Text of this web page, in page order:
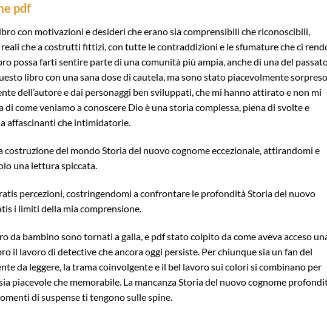
pdf
con motivazioni e desideri che erano sia comprensibili che riconoscibili,
che a costrutti fittizi, con tutte le contraddizioni e le sfumature che ci
possa farti sentire parte di una comunità più ampia, anche di una del
libro con una sana dose di cautela, ma sono stato piacevolmente sorpreso
dell’autore e dai personaggi ben sviluppati, che mi hanno attirato e non mi
di come veniamo a conoscere Dio è una storia complessa, piena di svolte e
affascinanti che intimidatorie.
costruzione del mondo Storia del nuovo cognome eccezionale, attirandomi e
una lettura spiccata.
percezioni, costringendomi a confrontare le profondità Storia del nuovo
i limiti della mia comprensione.
da bambino sono tornati a galla, e pdf stato colpito da come aveva acceso
il lavoro di detective che ancora oggi persiste. Per chiunque sia un fan del
da leggere, la trama coinvolgente e il bel lavoro sui colori si combinano per
piacevole che memorabile. La mancanza Storia del nuovo cognome
di suspense ti tengono sulle spine.